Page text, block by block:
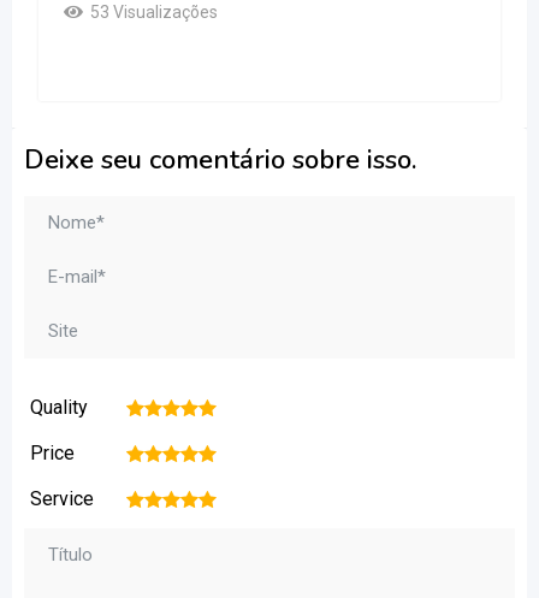
53 Visualizações
Deixe seu comentário sobre isso.
Quality 5
4
3
2
Price 5
4
3
2
Service 5
4
3
2